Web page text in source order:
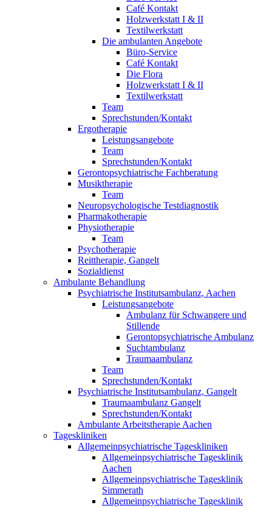
Café Kontakt
Holzwerkstatt I & II
Textilwerkstatt
Die ambulanten Angebote
Büro-Service
Café Kontakt
Die Flora
Holzwerkstatt I & II
Textilwerkstatt
Team
Sprechstunden/Kontakt
Ergotherapie
Leistungsangebote
Team
Sprechstunden/Kontakt
Gerontopsychiatrische Fachberatung
Musiktherapie
Team
Neuropsychologische Testdiagnostik
Pharmakotherapie
Physiotherapie
Team
Psychotherapie
Reittherapie, Gangelt
Sozialdienst
Ambulante Behandlung
Psychiatrische Institutsambulanz, Aachen
Leistungsangebote
Ambulanz für Schwangere und
Stillende
Gerontopsychiatrische Ambulanz
Suchtambulanz
Traumaambulanz
Team
Sprechstunden/Kontakt
Psychiatrische Institutsambulanz, Gangelt
Traumaambulanz Gangelt
Sprechstunden/Kontakt
Ambulante Arbeitstherapie Aachen
Tageskliniken
Allgemeinpsychiatrische Tageskliniken
Allgemeinpsychiatrische Tagesklinik
Aachen
Allgemeinpsychiatrische Tagesklinik
Simmerath
Allgemeinpsychiatrische Tagesklinik